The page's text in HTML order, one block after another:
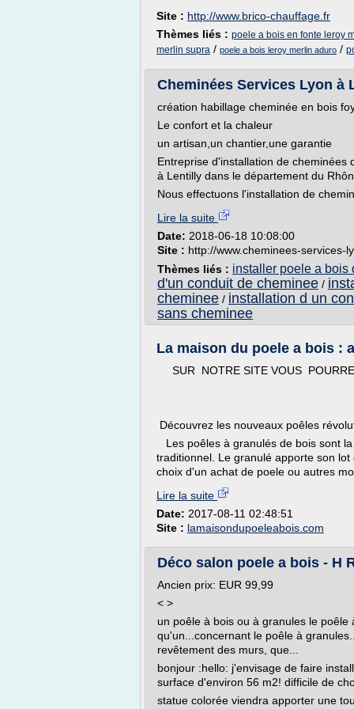
Site : http://www.brico-chauffage.fr
Thèmes liés : poele a bois en fonte leroy
merlin supra / poele a bois leroy merlin aduro /
Cheminées Services Lyon à
création habillage cheminée en bois
Le confort et la chaleur
un artisan,un chantier,une garantie
Entreprise d'installation de cheminées
à Lentilly dans le département du
Nous effectuons l'installation de
Lire la suite
Date: 2018-06-18 10:08:00
Site : http://www.cheminees-services-
Thèmes liés : installer poele a bois
d'un conduit de cheminee /
cheminee / installation d un
sans cheminee
La maison du poele a bois :
SUR NOTRE SITE VOUS
Découvrez les nouveaux poêles
Les poêles à granulés de bois sont
traditionnel. Le granulé apporte son
choix d'un achat de poele ou autres
Lire la suite
Date: 2017-08-11 02:48:51
Site : lamaisondupoeleabois.com
Déco salon poele a bois - H
Ancien prix: EUR 99,99
< >
un poêle à bois ou à granules le
qu'un...concernant le poêle à
revêtement des murs, que...
bonjour :hello: j'envisage de faire
surface d'environ 56 m2! difficile de
statue colorée viendra apporter une